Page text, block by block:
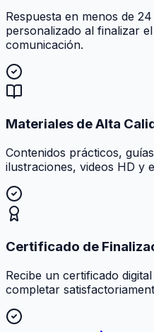
Respuesta en menos de
personalizado al finalizar
comunicación.
Materiales de Alta
Contenidos prácticos,
ilustraciones, videos HD y
Certificado de
Recibe un certificado
completar